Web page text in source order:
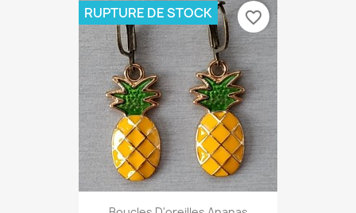
RUPTURE DE STOCK favorite_border